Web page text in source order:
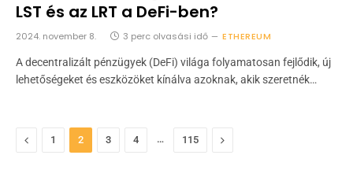
LST és az LRT a DeFi-ben?
2024. november 8. 3 perc olvasási idő ETHEREUM
A decentralizált pénzügyek (DeFi) világa folyamatosan fejlődik, új
lehetőségeket és eszközöket kínálva azoknak, akik szeretnék…
Previous
1 2 3 4 … 115 Next